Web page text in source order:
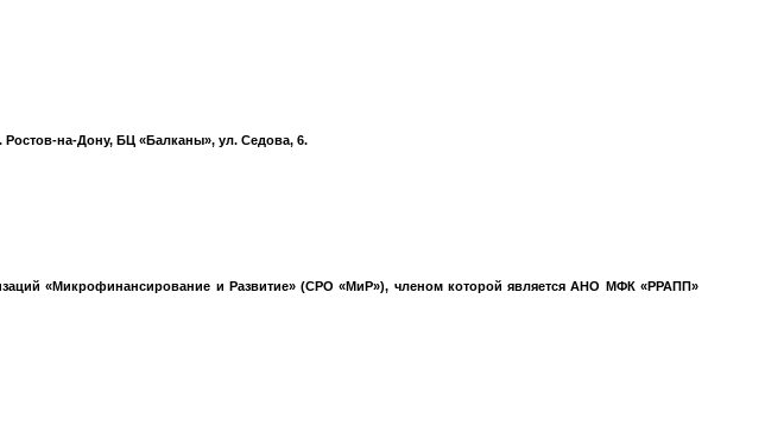
на-Дону, БЦ «Балканы», ул. Седова, 6.
«Микрофинансирование и Развитие» (СРО «МиР»), членом которой является АНО МФК «РРАПП»